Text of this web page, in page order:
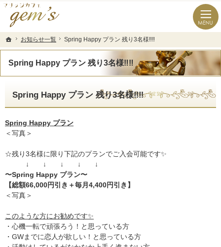
ホーム
お知らせ一覧 Spring Happy プラン 残り3名様‼️‼️
Spring Happy プラン 残り3名様‼️‼️
長崎県の婚活なら結婚相談所のマリッジカフェgem’ｓ（ジェムズ）
長崎県長崎市の結婚相談所マリッジカフェgem's(ジェムズ)
Spring Happy プラン 残り3名様‼️‼️
Spring Happy プラン
＜写真＞
☆残り3名様に限り下記のプランでご入会可能です✨
↓ ↓ ↓ ↓ ↓
〜Spring Happy プラン〜
【総額66,000円引き＋毎月4,400円引き】
＜写真＞
このような方にお勧めです✨
・心機一転で頑張ろう！と思っている方
・GWまでに恋人が欲しい！と思っている方
ホーム
お知らせ一覧 Spring Happy プラン 残り3名様‼️‼️